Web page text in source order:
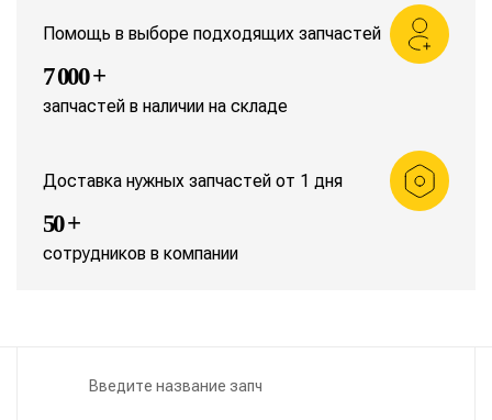
Помощь в выборе подходящих запчастей
7 000 +
запчастей в наличии на складе
Доставка нужных запчастей от 1 дня
50 +
сотрудников в компании